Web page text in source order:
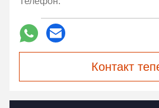
Контакт